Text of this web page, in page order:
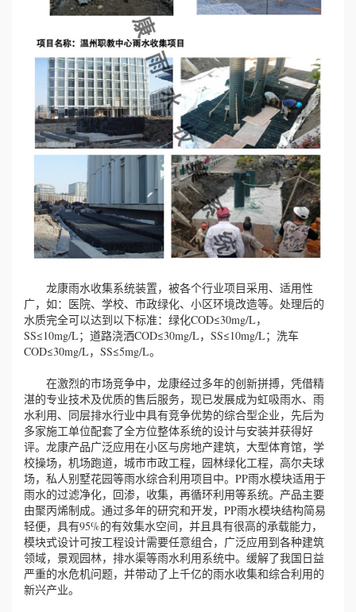
龙康雨水收集系统装置，被各个行业项目采用、适用性
广，如：医院、学校、市政绿化、小区环境改造等。处理后的
水质完全可以达到以下标准：绿化COD≤30mg/L，
SS≤10mg/L；道路浇洒COD≤30mg/L，SS≤10mg/L；洗车
COD≤30mg/L，SS≤5mg/L。
在激烈的市场竞争中，龙康经过多年的创新拼搏，凭借精
湛的专业技术及优质的售后服务，现已发展成为虹吸雨水、雨
水利用、同层排水行业中具有竞争优势的综合型企业，先后为
多家施工单位配套了全方位整体系统的设计与安装并获得好
评。龙康产品广泛应用在小区与房地产建筑，大型体育馆，学
校操场，机场跑道，城市市政工程，园林绿化工程，高尔夫球
场，私人别墅花园等雨水综合利用项目中。PP雨水模块适用于
雨水的过滤净化，回渗，收集，再循环利用等系统。产品主要
由聚丙烯制成。通过多年的研究和开发，PP雨水模块结构简易
轻便，具有95%的有效集水空间，并且具有很高的承载能力，
模块式设计可按工程设计需要任意组合，广泛应用到各种建筑
领域，景观园林，排水渠等雨水利用系统中。缓解了我国日益
严重的水危机问题，并带动了上千亿的雨水收集和综合利用的
新兴产业。